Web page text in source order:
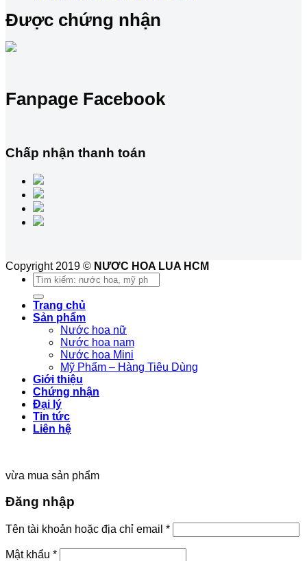
Được chứng nhận
Fanpage Facebook
Chấp nhận thanh toán
Copyright 2019 © NƯƠC HOA LUA HCM
Tìm
kiếm:
Trang chủ
Sản phẩm
Nước hoa nữ
Nước hoa nam
Nước hoa Mini
Mỹ Phẩm – Hàng Tiêu Dùng
Giới thiệu
Chứng nhận
Đại lý
Tin tức
Liên hệ
vừa mua sản phẩm
Đăng nhập
Tên tài khoản hoặc địa chỉ email *
Mật khẩu *